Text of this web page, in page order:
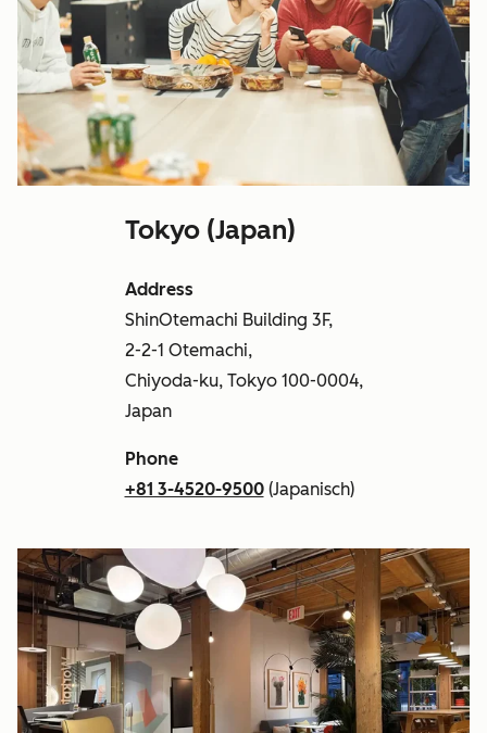
Tokyo (Japan)
Address
ShinOtemachi Building 3F,
2-2-1 Otemachi,
Chiyoda-ku, Tokyo 100-0004,
Japan
Phone
+81 3-4520-9500(Japanisch)